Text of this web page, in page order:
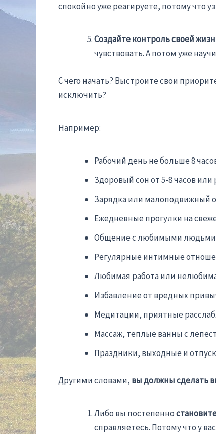
спокойно уже реагируете, потому что
Создайте контроль своей
чувствовать. А потом уже
С чего начать? Выстроите свои
исключить?
Например:
Рабочий день не больше 8
Здоровый сон от 5-8 часов
Зарядка или малоподвижный
Ежедневные прогулки на
Общение с любимыми людьми.
Регулярные интимные
Любимая работа или
Избавление от вредных
Медитации, приятные
Массаж, теплые ванны с
Праздники, выходные и
Другими словами, вы должны сделать
Либо вы постепенно
справляетесь. Потому что у